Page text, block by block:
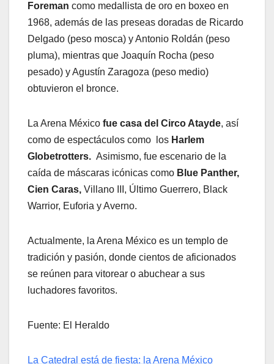
Foreman como medallista de oro en boxeo en
1968, además de las preseas doradas de Ricardo
Delgado (peso mosca) y Antonio Roldán (peso
pluma), mientras que Joaquín Rocha (peso
pesado) y Agustín Zaragoza (peso medio)
obtuvieron el bronce.
La Arena México fue casa del Circo Atayde, así
como de espectáculos como los Harlem
Globetrotters. Asimismo, fue escenario de la
caída de máscaras icónicas como Blue Panther,
Cien Caras, Villano III, Último Guerrero, Black
Warrior, Euforia y Averno.
Actualmente, la Arena México es un templo de
tradición y pasión, donde cientos de aficionados
se reúnen para vitorear o abuchear a sus
luchadores favoritos.
Fuente: El Heraldo
La Catedral está de fiesta: la Arena México